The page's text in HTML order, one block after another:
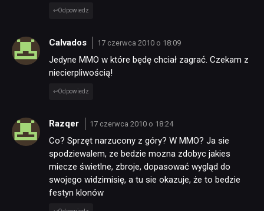
Odpowiedz
Calvados 17 czerwca 2010 o 18:09
Jedyne MMO w które będę chciał zagrać. Czekam z
niecierpliwością!
Odpowiedz
Razqer 17 czerwca 2010 o 18:24
Co? Sprzęt narzucony z góry? W MMO? Ja sie
spodziewalem, ze bedzie mozna zdobyc jakies
miecze świetlne, zbroje, dopasować wygląd do
swojego widzimisię, a tu sie okazuje, że to bedzie
festyn klonów